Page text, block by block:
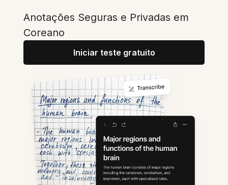
Anotações Seguras e Privadas em
Coreano
Iniciar teste gratuito